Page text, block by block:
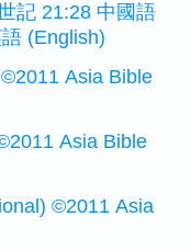
記 21:28 中國語
(English)
Asia Bible
Asia Bible
©2011 Asia